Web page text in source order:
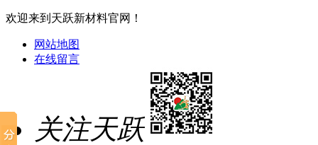
欢迎来到天跃新材料官网！
网站地图
在线留言
关注天跃